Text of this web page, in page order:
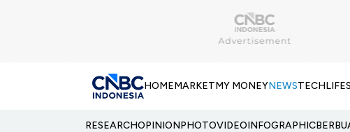
HOMEMARKETMY MONEYNEWSTECH
RESEARCHOPINIONPHOTOVIDEOINFOGRAPHIC